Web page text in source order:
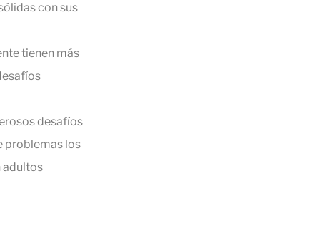
con sus
tienen más
desafíos
problemas los
adultos